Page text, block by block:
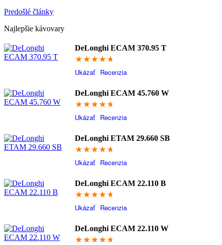
Predošlé články
Najlepšie kávovary
DeLonghi ECAM 370.95 T
94.8
Ukázať Recenzia
DeLonghi ECAM 45.760 W
94.6
Ukázať Recenzia
DeLonghi ETAM 29.660 SB
94.4
Ukázať Recenzia
DeLonghi ECAM 22.110 B
94.2
Ukázať Recenzia
DeLonghi ECAM 22.110 W
94